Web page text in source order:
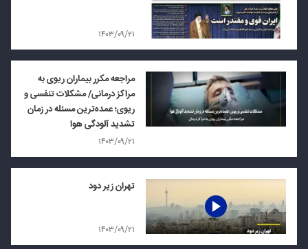
۱۴۰۳/۰۹/۲۱
مراجعه مکرر بیماران ریوی به
مراکز درمانی/ مشکلات تنفسی و
ریوی؛ عمده‌ترین مسئله در زمان
تشدید آلودگی هوا
۱۴۰۳/۰۹/۲۱
تهران زیر دود
۱۴۰۳/۰۹/۲۱